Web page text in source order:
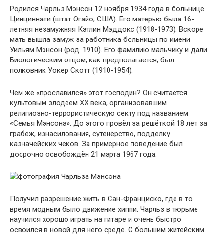
Родился Чарльз Мэнсон 12 ноября 1934 года в больнице
Цинциннати (штат Огайо, США). Его матерью была 16-
летняя незамужняя Кэтлин Мэддокс (1918-1973). Вскоре
мать вышла замуж за работника больницы по имени
Уильям Мэнсон (род. 1910). Его фамилию мальчику и дали.
Биологическим отцом, как предполагается, был
полковник Уокер Скотт (1910-1954).
Чем же «прославился» этот господин? Он считается
культовым злодеем XX века, организовавшим
религиозно-террористическую секту под названием
«Семья Мэнсона». До этого провёл за решёткой 18 лет за
грабёж, изнасилования, сутенёрство, подделку
казначейских чеков. За примерное поведение был
досрочно освобождён 21 марта 1967 года.
Получил разрешение жить в Сан-Франциско, где в то
время модным было движение хиппи. Чарльз в тюрьме
научился хорошо играть на гитаре и очень быстро
освоился в новой для него среде. С большим житейским